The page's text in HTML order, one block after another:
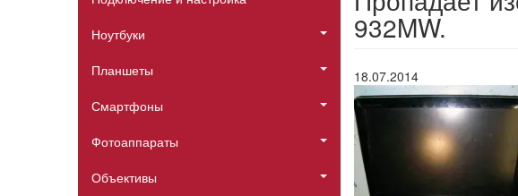
меню
Ноутбуки
Планшеты
Смартфоны
Фотоаппараты
Объективы
932MW.
18.07.2014